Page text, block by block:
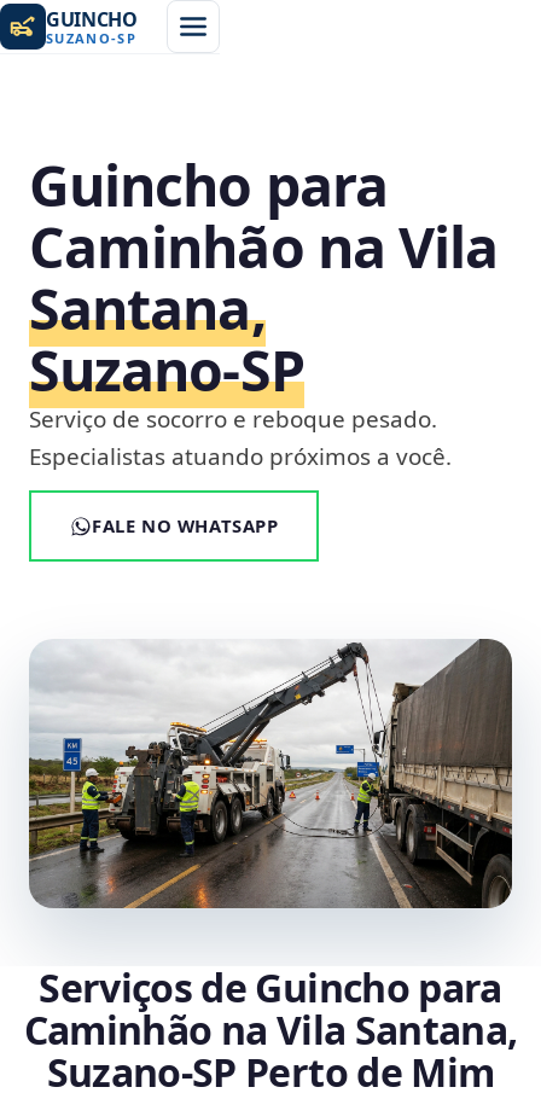
GUINCHO
SUZANO-SP
Guincho para
Caminhão na Vila
Santana,
Suzano‑SP
Serviço de socorro e reboque pesado.
Especialistas atuando próximos a você.
FALE NO WHATSAPP
Serviços de Guincho para
Caminhão na Vila Santana,
Suzano‑SP Perto de Mim